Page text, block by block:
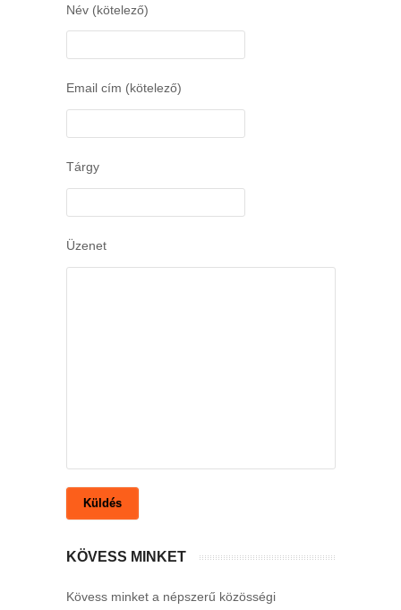
Név (kötelező)
Email cím (kötelező)
Tárgy
Üzenet
KÖVESS MINKET
Kövess minket a népszerű közösségi